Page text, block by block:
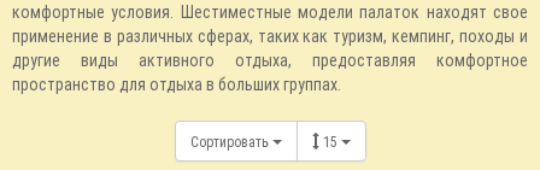
комфортные условия. Шестиместные модели палаток находят свое
применение в различных сферах, таких как туризм, кемпинг, походы и
другие виды активного отдыха, предоставляя комфортное
пространство для отдыха в больших группах.
Сортировать 15